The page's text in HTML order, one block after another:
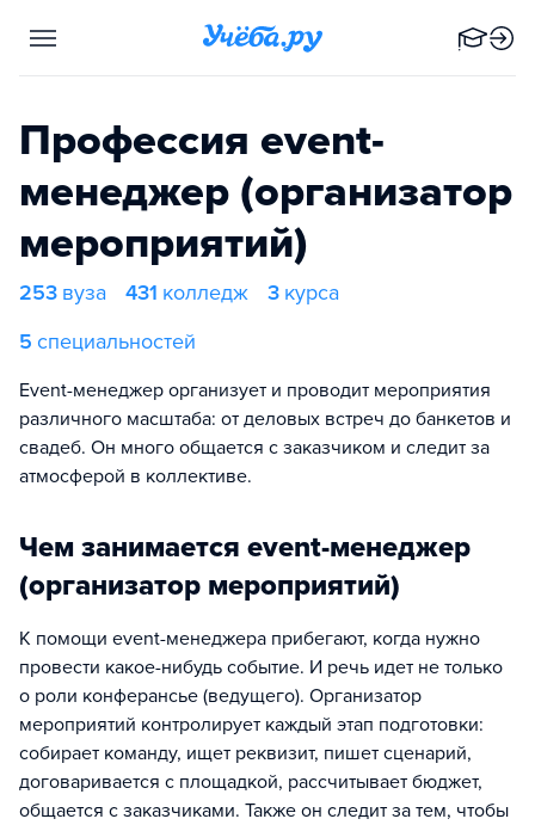
Профессия event-
менеджер (организатор
мероприятий)
253 вуза 431 колледж 3 курса
5 специальностей
Event-менеджер организует и проводит мероприятия
различного масштаба: от деловых встреч до банкетов и
свадеб. Он много общается с заказчиком и следит за
атмосферой в коллективе.
Чем занимается event-менеджер
(организатор мероприятий)
К помощи event-менеджера прибегают, когда нужно
провести какое-нибудь событие. И речь идет не только
о роли конферансье (ведущего). Организатор
мероприятий контролирует каждый этап подготовки:
собирает команду, ищет реквизит, пишет сценарий,
договаривается с площадкой, рассчитывает бюджет,
общается с заказчиками. Также он следит за тем, чтобы